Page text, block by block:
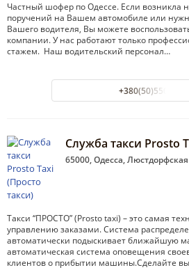
Частный шофер по Одессе. Если возникла
поручений на Вашем автомобиле или
Вашего водителя, Вы можете
компании. У нас работают только
стажем. Наш водительский персонал…
+380(50)550-18-18
Служба такси Prosto
65000, Одесса, Люстдорфская
Такси “ПРОСТО” (Prosto taxi) – это самая
управлению заказами. Система
автоматически подыскивает ближайшую
автоматическая система оповещения
клиентов о прибытии машины.Сделайте